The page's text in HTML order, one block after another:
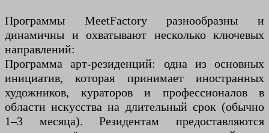
Программы MeetFactory разнообразны и
динамичны и охватывают несколько ключевых
направлений:
Программа арт-резиденций: одна из основных
инициатив, которая принимает иностранных
художников, кураторов и профессионалов в
области искусства на длительный срок (обычно
1–3 месяца). Резидентам предоставляются